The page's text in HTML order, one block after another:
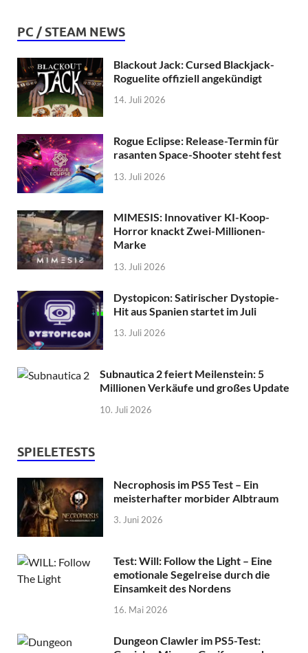
PC / STEAM NEWS
Blackout Jack: Cursed Blackjack-
Roguelite offiziell angekündigt
14. Juli 2026
Rogue Eclipse: Release-Termin für
rasanten Space-Shooter steht fest
13. Juli 2026
MIMESIS: Innovativer KI-Koop-
Horror knackt Zwei-Millionen-
Marke
13. Juli 2026
Dystopicon: Satirischer Dystopie-
Hit aus Spanien startet im Juli
13. Juli 2026
Subnautica 2 feiert Meilenstein: 5
Millionen Verkäufe und großes Update
10. Juli 2026
SPIELETESTS
Necrophosis im PS5 Test – Ein
meisterhafter morbider Albtraum
3. Juni 2026
Test: Will: Follow the Light – Eine
emotionale Segelreise durch die
Einsamkeit des Nordens
16. Mai 2026
Dungeon Clawler im PS5-Test: